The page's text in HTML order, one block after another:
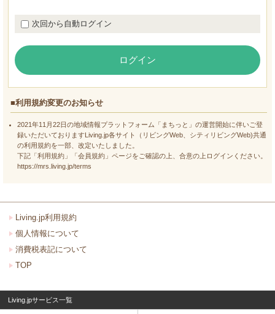
次回から自動ログイン
ログイン
■利用規約変更のお知らせ
2021年11月22日の地域情報プラットフォーム「まちっと」の運営開始に伴いご登
録いただいておりますLiving.jp各サイト（リビングWeb、シティリビングWeb)共通
の利用規約を一部、改定いたしました。
下記「利用規約」「会員規約」ページをご確認の上、合意の上ログインください。
https://mrs.living.jp/terms
Living.jp利用規約
個人情報について
消費税表記について
TOP
Living.jpサービス一覧